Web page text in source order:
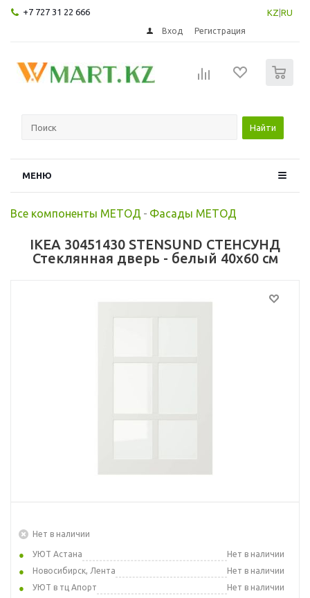
+7 727 31 22 666 KZ RU
Вход Регистрация
Найти
МЕНЮ
Все компоненты МЕТОД - Фасады МЕТОД
IKEA 30451430 STENSUND СТЕНСУНД
Стеклянная дверь - белый 40x60 см
Нет в наличии
УЮТ Астана
Нет в наличии
Новосибирск, Лента
Нет в наличии
УЮТ в тц Апорт
Нет в наличии